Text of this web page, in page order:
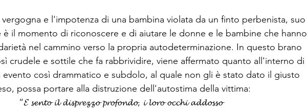
vergogna e l'impotenza di una bambina violata da un finto perbenista, suo
è il momento di riconoscere e di aiutare le donne e le bambine che hanno
nel cammino verso la propria autodeterminazione. In questo brano
crudele e sottile che fa rabbrividire, viene affermato quanto all'interno di
evento così drammatico e subdolo, al quale non gli è stato dato il giusto
possa portare alla distruzione dell'autostima della vittima:
“𝓔 𝓼𝓮𝓷𝓽𝓸 𝓲𝓵 𝓭𝓲𝓼𝓹𝓻𝓮𝔃𝔃𝓸 𝓹𝓻𝓸𝓯𝓸𝓷𝓭𝓸, 𝓲 𝓵𝓸𝓻𝓸 𝓸𝓬𝓬𝓱𝓲 𝓪𝓭𝓭𝓸𝓼𝓼𝓸